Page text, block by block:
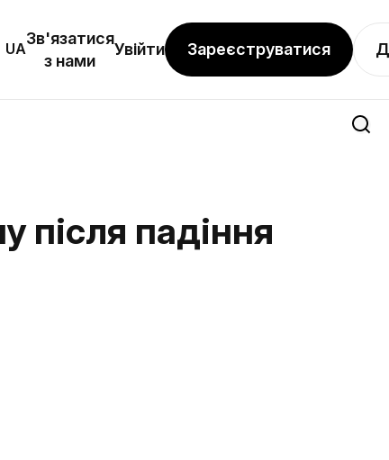
UA
Зв'язатися
з нами
Увійти Зареєструватися
після падіння